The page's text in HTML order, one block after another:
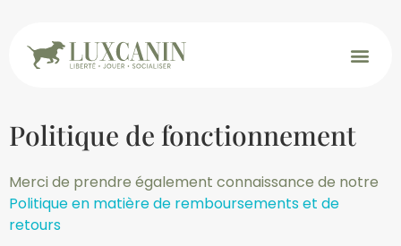
Politique de fonctionnement
Merci de prendre également connaissance de notre
Politique en matière de remboursements et de
retours